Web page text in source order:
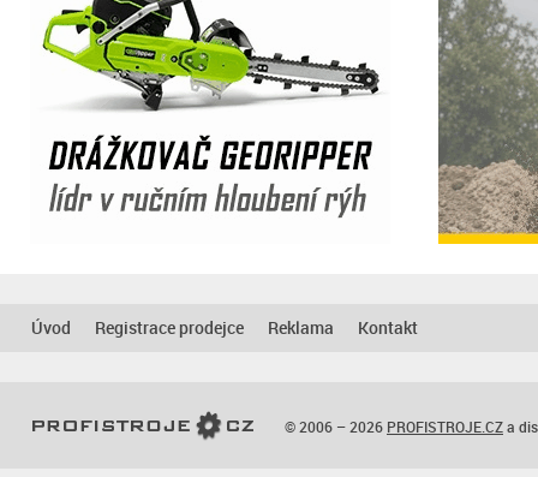
Úvod Registrace prodejce Reklama Kontakt
© 2006 – 2026 PROFISTROJE.CZa